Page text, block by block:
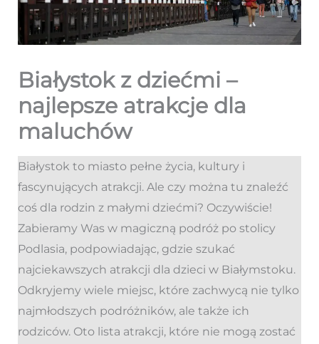
Białystok z dziećmi –
najlepsze atrakcje dla
maluchów
Białystok to miasto pełne życia, kultury i
fascynujących atrakcji. Ale czy można tu znaleźć
coś dla rodzin z małymi dziećmi? Oczywiście!
Zabieramy Was w magiczną podróż po stolicy
Podlasia, podpowiadając, gdzie szukać
najciekawszych atrakcji dla dzieci w Białymstoku.
Odkryjemy wiele miejsc, które zachwycą nie tylko
najmłodszych podróżników, ale także ich
rodziców. Oto lista atrakcji, które nie mogą zostać